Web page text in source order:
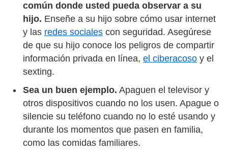
común donde usted pueda observar a su
hijo. Enseñe a su hijo sobre cómo usar internet
y las redes sociales con seguridad. Asegúrese
de que su hijo conoce los peligros de compartir
información privada en línea, el ciberacoso y el
sexting.
Sea un buen ejemplo. Apaguen el televisor y
otros dispositivos cuando no los usen. Apague o
silencie su teléfono cuando no lo esté usando y
durante los momentos que pasen en familia,
como las comidas familiares.